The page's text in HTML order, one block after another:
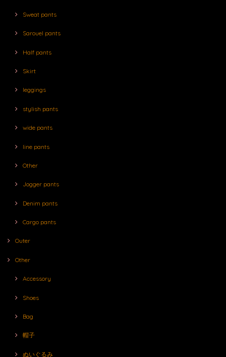
Sweat pants
Sarouel pants
Half pants
Skirt
leggings
stylish pants
wide pants
line pants
Other
Jogger pants
Denim pants
Cargo pants
Outer
Other
Accessory
Shoes
Bag
帽子
ぬいぐるみ